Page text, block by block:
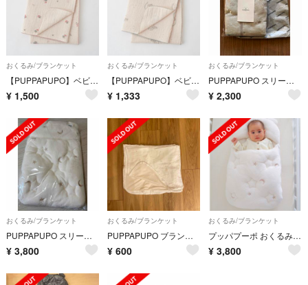
おくるみ/ブランケット
【PUPPAPUPO】ベビーブランケット（2重ガーゼ）
¥ 1,500
おくるみ/ブランケット
【PUPPAPUPO】ベビーブランケット （2重ガーゼ）
¥ 1,333
おくるみ/ブランケット
PUPPAPUPO スリーパー フランネル×ガーゼ
¥ 2,300
おくるみ/ブランケット
PUPPAPUPO スリーピングバッグ
¥ 3,800
おくるみ/ブランケット
PUPPAPUPO ブランケット
¥ 600
おくるみ/ブランケット
プッパプーポ おくるみ スリーピングバッグ フランネル くま クマ アイボリー
¥ 3,800